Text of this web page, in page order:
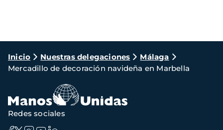
Ruta
de
navegación
Inicio Nuestras delegaciones
Málaga
Mercadillo de decoración navideña en Marbella
Redes sociales